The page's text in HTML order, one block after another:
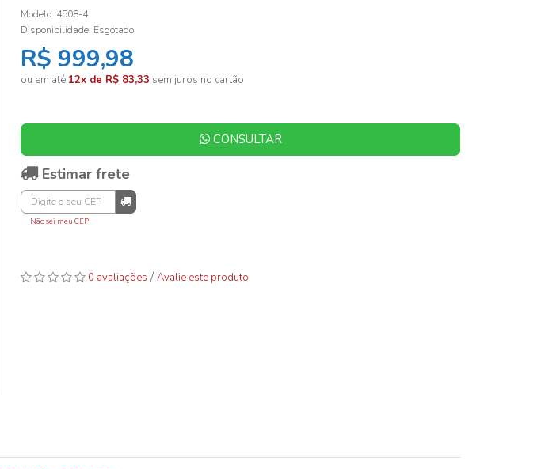
Modelo: 4508-4
Disponibilidade: Esgotado
R$ 999,98
ou em até 12x de R$ 83,33 sem juros no cartão
CONSULTAR
Estimar frete
Não sei meu CEP
0 avaliações /Avalie este produto